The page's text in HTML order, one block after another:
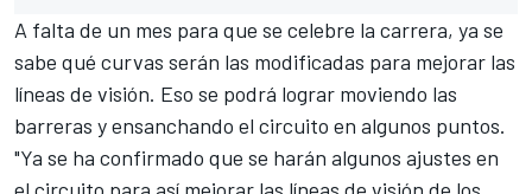
A falta de un mes para que se celebre la carrera, ya se
sabe qué curvas serán las modificadas para mejorar las
líneas de visión. Eso se podrá lograr moviendo las
barreras y ensanchando el circuito en algunos puntos.
"Ya se ha confirmado que se harán algunos ajustes en